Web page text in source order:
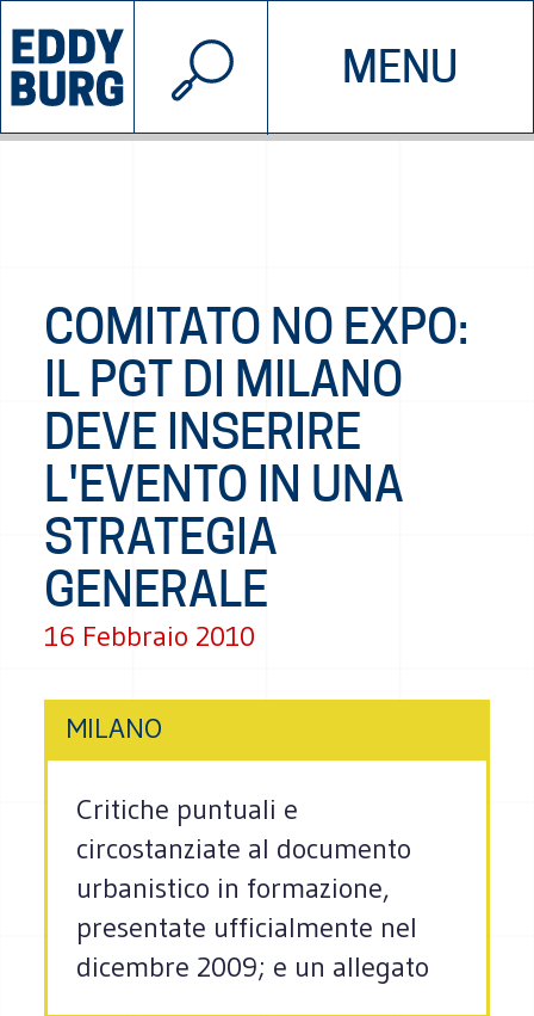
MENU
INIZIATIVE CHI SIAMO
© 2026 EDDYBURG
COMITATO NO EXPO:
IL PGT DI MILANO
DEVE INSERIRE
L'EVENTO IN UNA
STRATEGIA
GENERALE
16 Febbraio 2010
MILANO
Critiche puntuali e
circostanziate al documento
urbanistico in formazione,
presentate ufficialmente nel
dicembre 2009; e un allegato